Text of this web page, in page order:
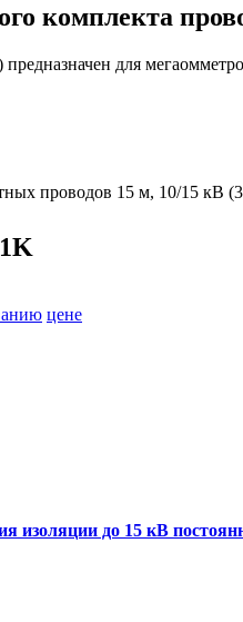
комплекта
для
проводов 15 м, 10/15 кВ
цене
изоляции до 15 кВ